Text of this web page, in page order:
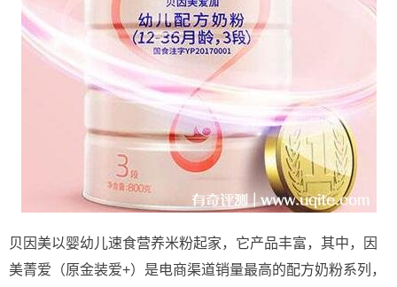
贝因美以婴幼儿速食营养米粉起家，它产品丰富，其中，因
美菁爱（原金装爱+）是电商渠道销量最高的配方奶粉系列，